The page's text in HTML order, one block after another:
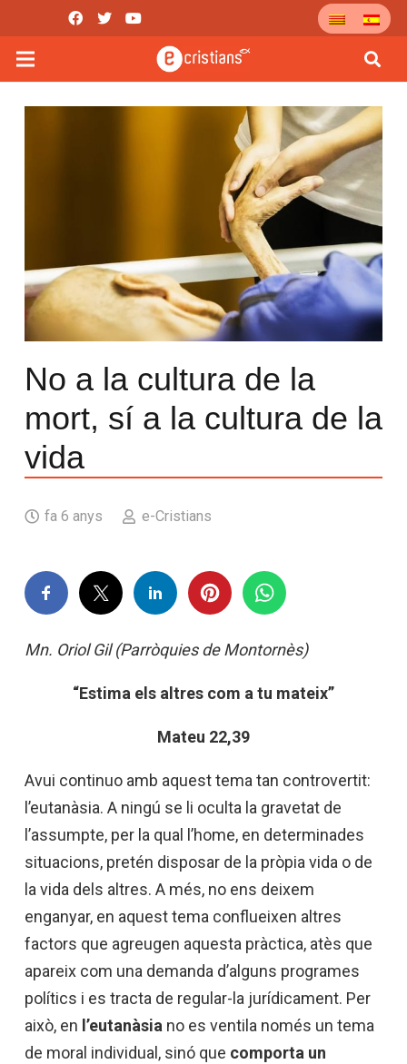
No a la cultura de la
mort, sí a la cultura de la
vida
fa 6 anys e-Cristians
Mn. Oriol Gil (Parròquies de Montornès)
“Estima els altres com a tu mateix”
Mateu 22,39
Avui continuo amb aquest tema tan controvertit:
l’eutanàsia. A ningú se li oculta la gravetat de
l’assumpte, per la qual l’home, en determinades
situacions, pretén disposar de la pròpia vida o de
la vida dels altres. A més, no ens deixem
enganyar, en aquest tema conflueixen altres
factors que agreugen aquesta pràctica, atès que
apareix com una demanda d’alguns programes
polítics i es tracta de regular-la jurídicament. Per
això, en l’eutanàsia no es ventila només un tema
de moral individual, sinó que comporta un